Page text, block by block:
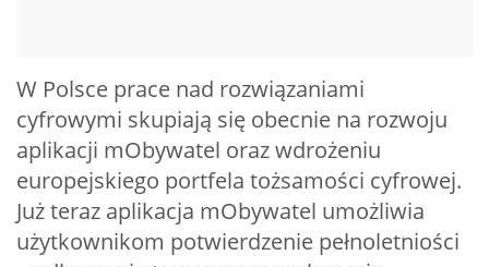
W Polsce prace nad rozwiązaniami
cyfrowymi skupiają się obecnie na rozwoju
aplikacji mObywatel oraz wdrożeniu
europejskiego portfela tożsamości cyfrowej.
Już teraz aplikacja mObywatel umożliwia
użytkownikom potwierdzenie pełnoletniości